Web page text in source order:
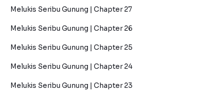
Melukis Seribu Gunung | Chapter 27
Melukis Seribu Gunung | Chapter 26
Melukis Seribu Gunung | Chapter 25
Melukis Seribu Gunung | Chapter 24
Melukis Seribu Gunung | Chapter 23